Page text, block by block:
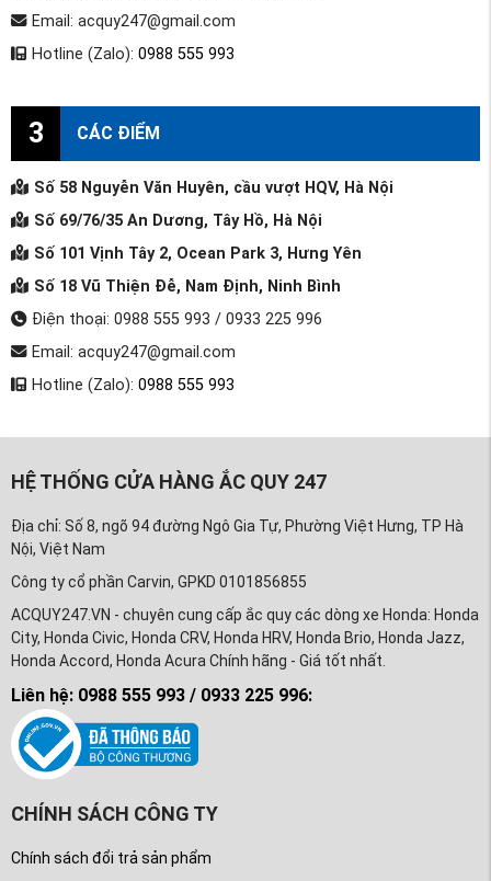
Email: acquy247@gmail.com
Hotline (Zalo): 0988 555 993
3 CÁC ĐIỂM
Số 58 Nguyễn Văn Huyên, cầu vượt HQV, Hà Nội
Số 69/76/35 An Dương, Tây Hồ, Hà Nội
Số 101 Vịnh Tây 2, Ocean Park 3, Hưng Yên
Số 18 Vũ Thiện Đễ, Nam Định, Ninh Bình
Điện thoại: 0988 555 993 / 0933 225 996
Email: acquy247@gmail.com
Hotline (Zalo): 0988 555 993
HỆ THỐNG CỬA HÀNG ẮC QUY 247
Địa chỉ: Số 8, ngõ 94 đường Ngô Gia Tự, Phường Việt Hưng, TP Hà
Nội, Việt Nam
Công ty cổ phần Carvin, GPKD 0101856855
ACQUY247.VN - chuyên cung cấp ắc quy các dòng xe Honda: Honda
City, Honda Civic, Honda CRV, Honda HRV, Honda Brio, Honda Jazz,
Honda Accord, Honda Acura Chính hãng - Giá tốt nhất.
Liên hệ: 0988 555 993 / 0933 225 996:
CHÍNH SÁCH CÔNG TY
Chính sách đổi trả sản phẩm